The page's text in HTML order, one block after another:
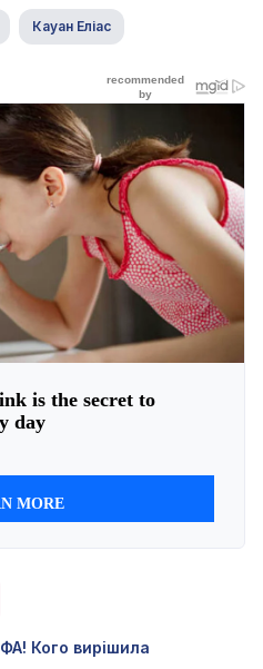
Кауан Еліас
Кого вирішила